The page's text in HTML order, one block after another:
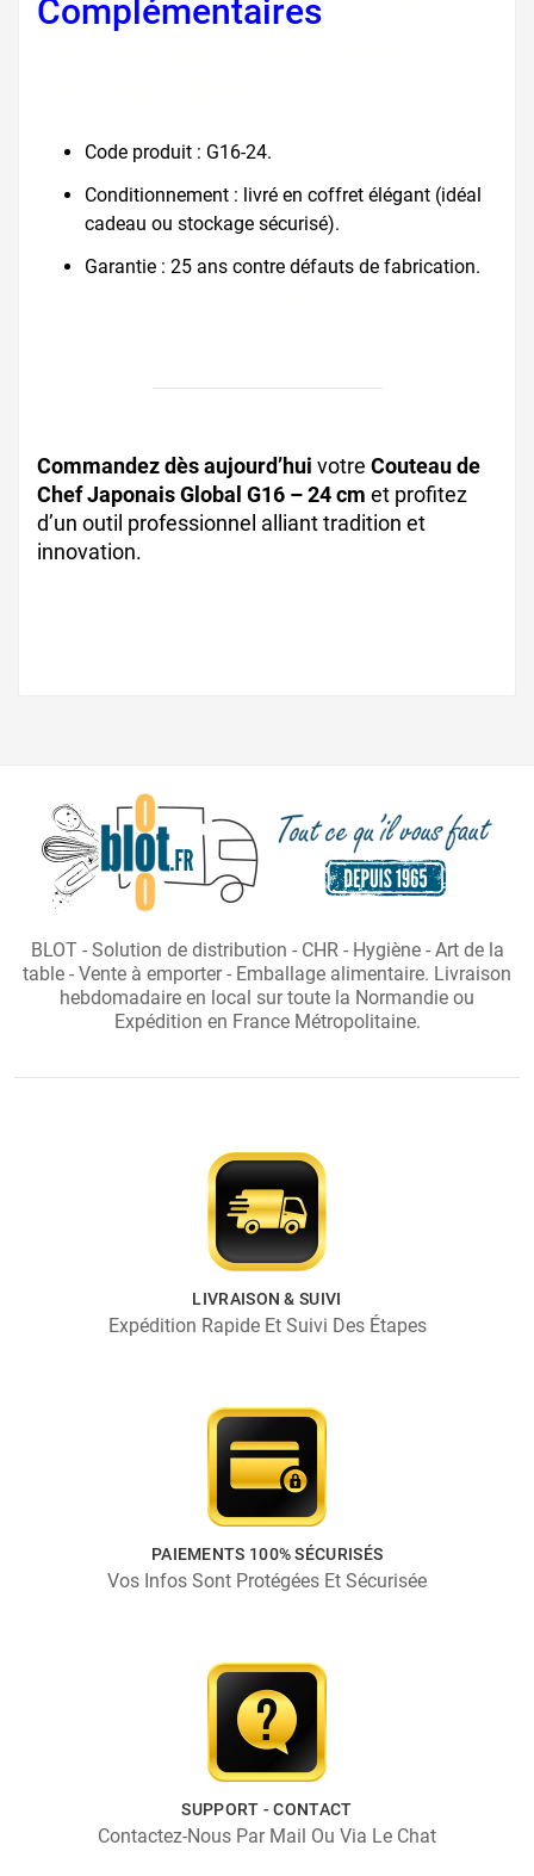
Complémentaires
Code produit : G16-24.
Conditionnement : livré en coffret élégant (idéal
cadeau ou stockage sécurisé).
Garantie : 25 ans contre défauts de fabrication.
Commandez dès aujourd’hui votre Couteau de
Chef Japonais Global G16 – 24 cm et profitez
d’un outil professionnel alliant tradition et
innovation.
BLOT - Solution de distribution - CHR - Hygiène - Art de la
table - Vente à emporter - Emballage alimentaire. Livraison
hebdomadaire en local sur toute la Normandie ou
Expédition en France Métropolitaine.
LIVRAISON & SUIVI
Expédition Rapide Et Suivi Des Étapes
PAIEMENTS 100% SÉCURISÉS
Vos Infos Sont Protégées Et Sécurisée
SUPPORT - CONTACT
Contactez-Nous Par Mail Ou Via Le Chat